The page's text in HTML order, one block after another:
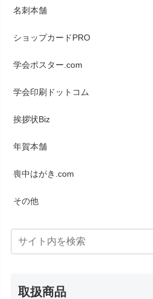
名刺本舗
ショップカードPRO
学会ポスター.com
学会印刷ドットコム
挨拶状Biz
年賀本舗
喪中はがき.com
その他
取扱商品